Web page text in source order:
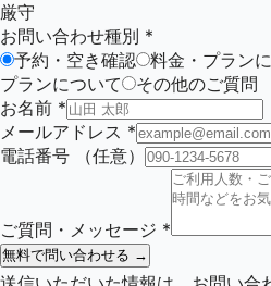
厳守
お問い合わせ種別 *
予約・空き確認
料金・プラン
プランについて
その他のご質問
お名前 *
メールアドレス *
電話番号
（任意）
ご質問・メッセージ *
無料で問い合わせる →